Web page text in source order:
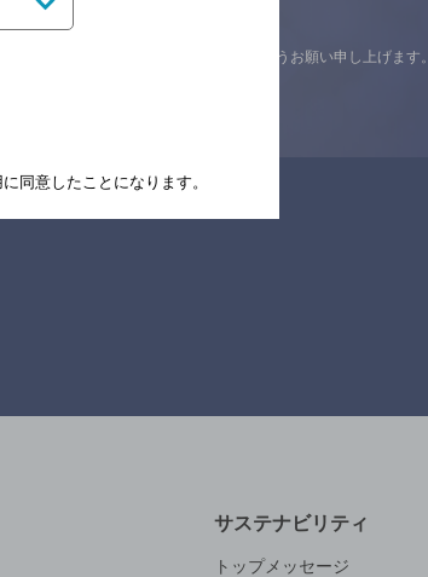
めお店にご確認の上ご来店くださいますようお願い申し上げます。
サステナビリティ
トップメッセージ
同意したことになります。